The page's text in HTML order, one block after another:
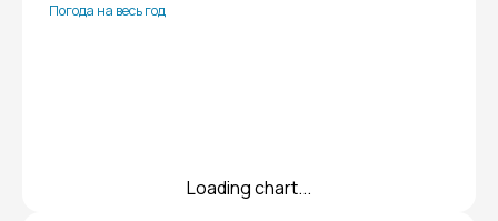
Погода на весь год
Loading chart...